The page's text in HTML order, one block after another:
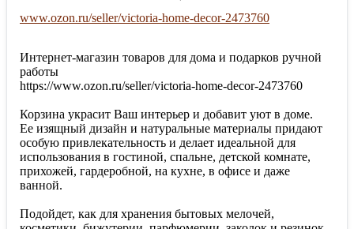
www.ozon.ru/seller/victoria-home-decor-2473760
Интернет-магазин товаров для дома и подарков ручной
работы
https://www.ozon.ru/seller/victoria-home-decor-2473760
Корзина украсит Ваш интерьер и добавит уют в доме.
Ее изящный дизайн и натуральные материалы придают
особую привлекательность и делает идеальной для
использования в гостиной, спальне, детской комнате,
прихожей, гардеробной, на кухне, в офисе и даже
ванной.
Подойдет, как для хранения бытовых мелочей,